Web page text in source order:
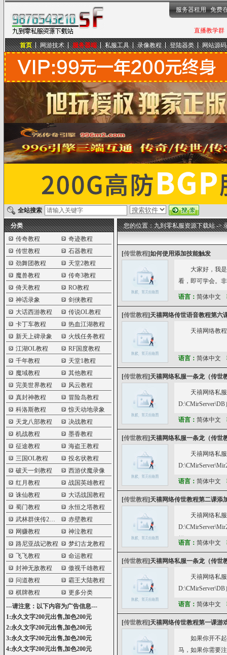
九到零私服资源下载站
直播教学群
服务器租用 免费
首页 网游技术 服务器端 私服工具 录像教程 登陆器类 网站源码
全站搜索
分类
传奇教程
奇迹教程
传世教程
石器教程
劲舞团教程
天堂2教程
魔兽教程
传奇3教程
倚天教程
RO教程
神话录象
剑侠教程
大话西游教程
传说OL教程
卡丁车教程
热血江湖教程
新天上碑录象
火线任务教程
江湖OL教程
RF国度教程
千年教程
天堂1教程
魔域教程
其他教程
完美世界教程
风云教程
真封神教程
冒险岛教程
科洛斯教程
惊天动地录象
天龙八部教程
决战教程
机战教程
墨香教程
征途教程
海盗王教程
三国OL教程
投名状教程
破天一剑教程
西游伏魔录像
红月教程
战国英雄教程
诛仙教程
大话战国教程
蜀门教程
永恒之塔教程
武林群侠传2教程
赤壁教程
网赚教程
神泣教程
路尼亚战记教程
梦幻古龙教程
飞飞教程
命运教程
封神无敌教程
傲视千雄教程
问道教程
霸王大陆教程
棋牌教程
更多分类
---请注意：以下内容为广告信息---
1:永久文字200元出售,加色200元
2:永久文字200元出售,加色200元
3:永久文字200元出售,加色200元
4:永久文字200元出售,加色200元
您的位置：九到零私服资源下载站->
[传世教程]如何使用添加技能触发
大家好，我
看，即可学会。
语言： 简体中文
[传世教程] 天禧网络传世语音教程第六
天禧网络教
语言： 简体中文
[传世教程] 天禧网络私服一条龙（传世
天禧网络私
语言： 简体中文
[传世教程] 天禧网络私服一条龙（传世
天禧网络私
语言： 简体中文
[传世教程] 天禧网络传世教程第二课添
天禧网络私
据
语言： 简体中文
[传世教程] 天禧网络私服一条龙（传世
天禧网络私
语言： 简体中文
[传世教程] 天禧网络传世教程第一课游
如果你开不
马，如果你需要